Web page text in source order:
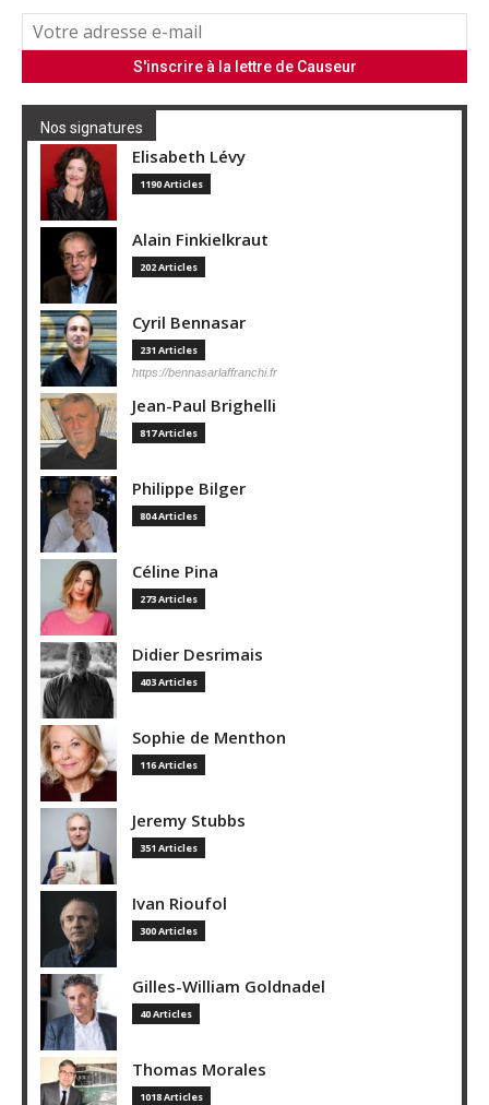
Nos signatures
Elisabeth Lévy
1190 Articles
Alain Finkielkraut
202 Articles
Cyril Bennasar
231 Articles
https://bennasarlaffranchi.fr
Jean-Paul Brighelli
817 Articles
Philippe Bilger
804 Articles
Céline Pina
273 Articles
Didier Desrimais
403 Articles
Sophie de Menthon
116 Articles
Jeremy Stubbs
351 Articles
Ivan Rioufol
300 Articles
Gilles-William Goldnadel
40 Articles
Thomas Morales
1018 Articles